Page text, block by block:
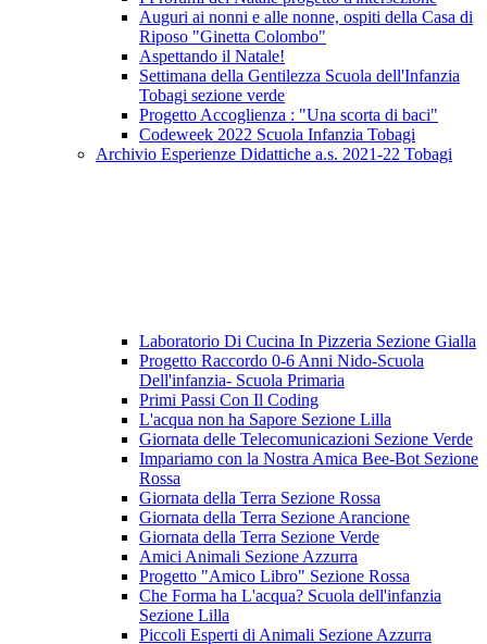
Auguri ai nonni e alle nonne, ospiti della Casa di
Riposo "Ginetta Colombo"
Aspettando il Natale!
Settimana della Gentilezza Scuola dell'Infanzia
Tobagi sezione verde
Progetto Accoglienza : "Una scorta di baci"
Codeweek 2022 Scuola Infanzia Tobagi
Archivio Esperienze Didattiche a.s. 2021-22 Tobagi
Laboratorio Di Cucina In Pizzeria Sezione Gialla
Progetto Raccordo 0-6 Anni Nido-Scuola
Dell'infanzia- Scuola Primaria
Primi Passi Con Il Coding
L'acqua non ha Sapore Sezione Lilla
Giornata delle Telecomunicazioni Sezione Verde
Impariamo con la Nostra Amica Bee-Bot Sezione
Rossa
Giornata della Terra Sezione Rossa
Giornata della Terra Sezione Arancione
Giornata della Terra Sezione Verde
Amici Animali Sezione Azzurra
Progetto "Amico Libro" Sezione Rossa
Che Forma ha L'acqua? Scuola dell'infanzia
Sezione Lilla
Piccoli Esperti di Animali Sezione Azzurra